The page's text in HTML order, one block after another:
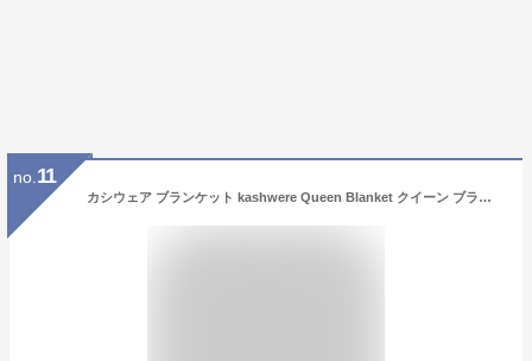
no. 11
カシウェア ブランケット kashwere Queen Blanket クイーン ブランケット QB-32 無地 出産祝い 掛け布団 タオルケット 【西日本】